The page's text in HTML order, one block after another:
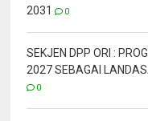
2031
0
SEKJEN DPP ORI :
2027 SEBAGAI
0